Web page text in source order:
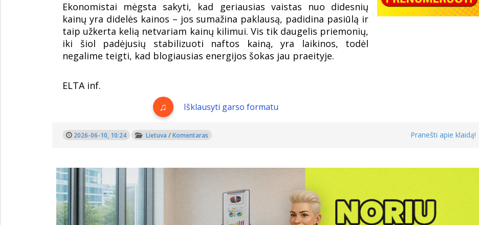
Ekonomistai mėgsta sakyti, kad geriausias vaistas nuo didesnių
kainų yra didelės kainos – jos sumažina paklausą, padidina pasiūlą ir
taip užkerta kelią netvariam kainų kilimui. Vis tik daugelis priemonių,
iki šiol padėjusių stabilizuoti naftos kainą, yra laikinos, todėl
negalime teigti, kad blogiausias energijos šokas jau praeityje.
ELTA inf.
Išklausyti garso formatu
2026-06-10, 10:24 Lietuva /Komentaras Pranešti apie klaidą!